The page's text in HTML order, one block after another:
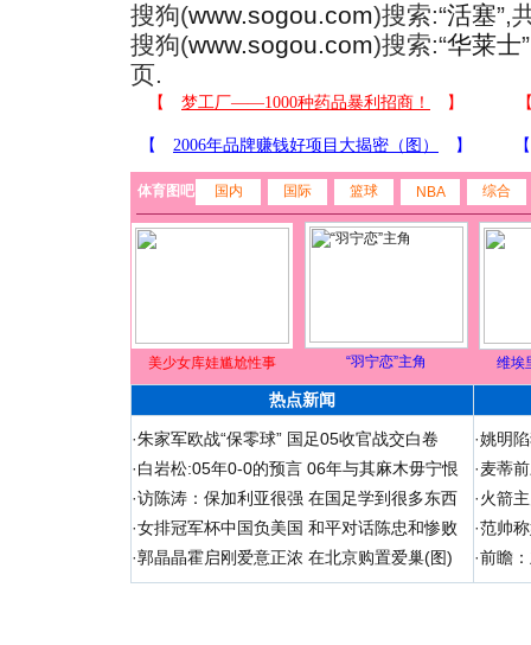
搜狗(www.sogou.com)搜索:“活塞”,
搜狗(www.sogou.com)搜索:“华莱士
页.
体育图吧 国内 国际 篮球 NBA 综合
美少女库娃尴尬性事 “羽宁恋”主角 维埃
热点新闻
·朱家军欧战“保零球” 国足05收官战交白卷
·白岩松:05年0-0的预言 06年与其麻木毋宁恨
·访陈涛：保加利亚很强 在国足学到很多东西
·女排冠军杯中国负美国 和平对话陈忠和惨败
·郭晶晶霍启刚爱意正浓 在北京购置爱巢(图)
·姚明
·麦蒂
·火箭
·范帅
·前瞻